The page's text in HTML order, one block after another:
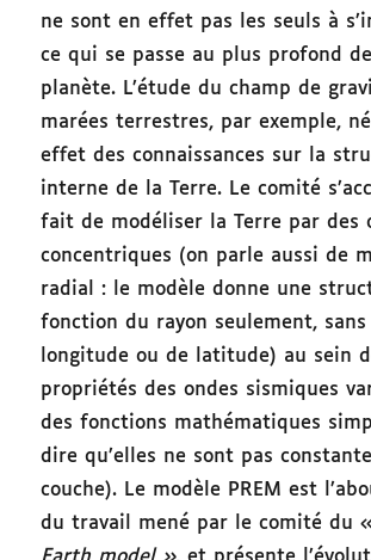
ne sont en effet pas les seuls à
ce qui se passe au plus profond
planète. L’étude du champ de
marées terrestres, par exemple,
effet des connaissances sur la
interne de la Terre. Le comité
fait de modéliser la Terre par des
concentriques (on parle aussi de
radial : le modèle donne une
fonction du rayon seulement,
longitude ou de latitude) au sein
propriétés des ondes sismiques
des fonctions mathématiques
dire qu’elles ne sont pas
couche). Le modèle PREM est
du travail mené par le comité du